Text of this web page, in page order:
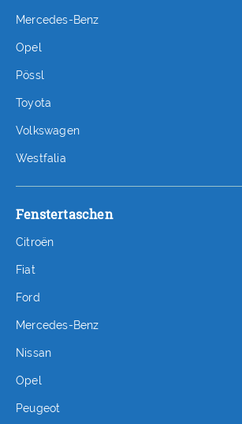
Mercedes-Benz
Opel
Pössl
Toyota
Volkswagen
Westfalia
Fenstertaschen
Citroën
Fiat
Ford
Mercedes-Benz
Nissan
Opel
Peugeot